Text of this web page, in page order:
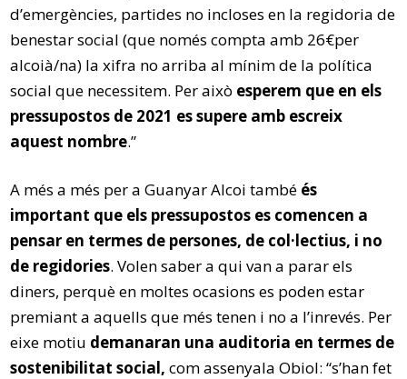
d’emergències, partides no incloses en la regidoria de
benestar social (que només compta amb 26€per
alcoià/na) la xifra no arriba al mínim de la política
social que necessitem. Per això esperem que en els
pressupostos de 2021 es supere amb escreix
aquest nombre.”
A més a més per a Guanyar Alcoi també és
important que els pressupostos es comencen a
pensar en termes de persones, de col·lectius, i no
de regidories. Volen saber a qui van a parar els
diners, perquè en moltes ocasions es poden estar
premiant a aquells que més tenen i no a l’inrevés. Per
eixe motiu demanaran una auditoria en termes de
sostenibilitat social, com assenyala Obiol: “s’han fet